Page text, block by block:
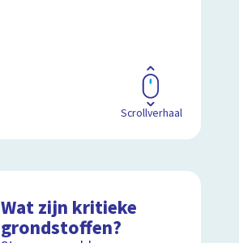
Scrollverhaal
Wat zijn kritieke
grondstoffen?